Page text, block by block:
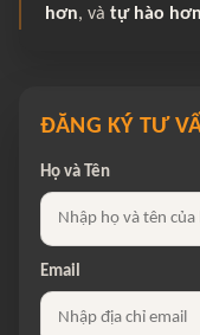
hơn, và tự hào hơn
ĐĂNG KÝ TƯ
Họ và Tên
Email